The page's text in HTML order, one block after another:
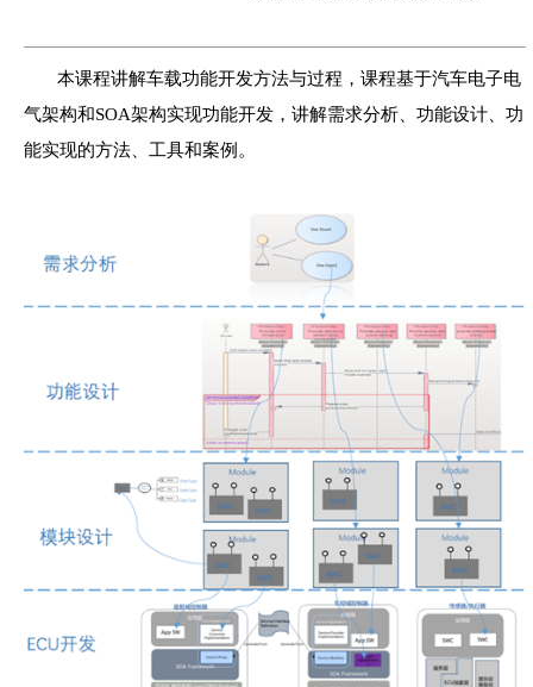
本课程讲解车载功能开发方法与过程，课程基于汽车电子电
气架构和SOA架构实现功能开发，讲解需求分析、功能设计、功
能实现的方法、工具和案例。